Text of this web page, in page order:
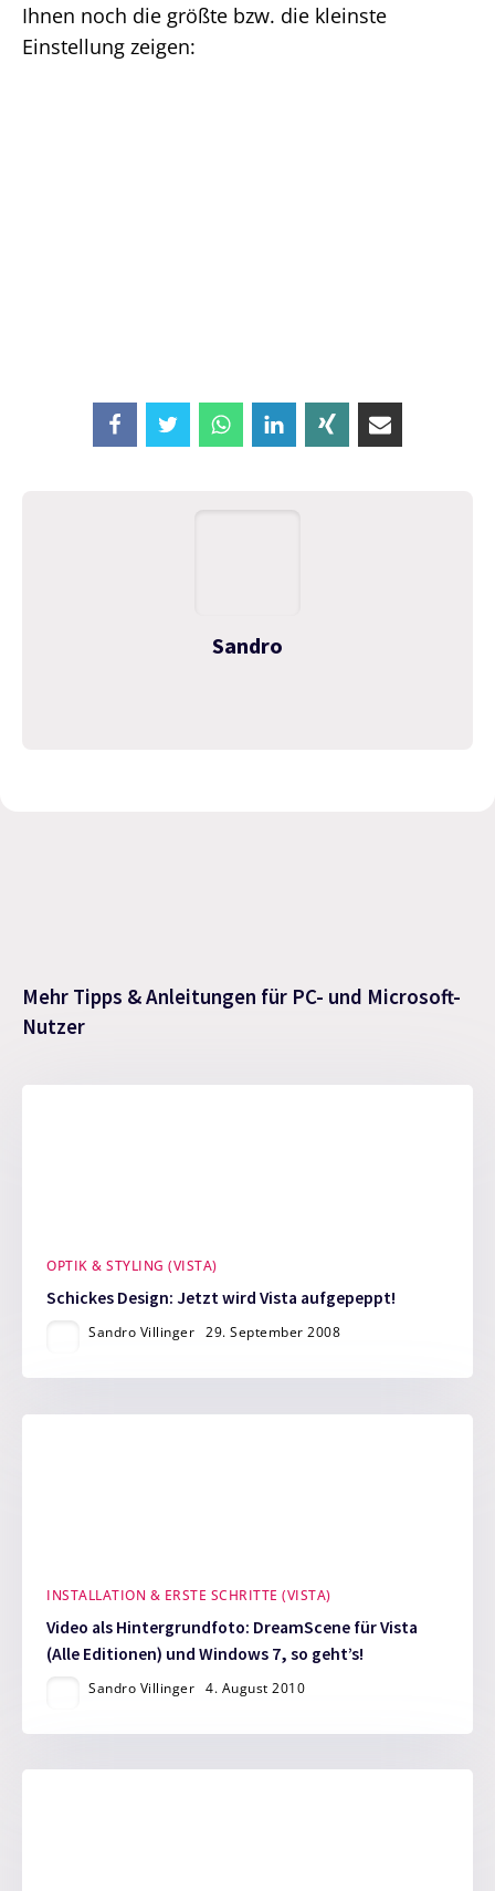
Ihnen noch die größte bzw. die kleinste
Einstellung zeigen:
Sandro
Mehr Tipps & Anleitungen für PC- und Microsoft-
Nutzer
OPTIK & STYLING (VISTA)
Schickes Design: Jetzt wird Vista aufgepeppt!
Sandro Villinger 29. September 2008
INSTALLATION & ERSTE SCHRITTE (VISTA)
Video als Hintergrundfoto: DreamScene für Vista
(Alle Editionen) und Windows 7, so geht’s!
Sandro Villinger 4. August 2010